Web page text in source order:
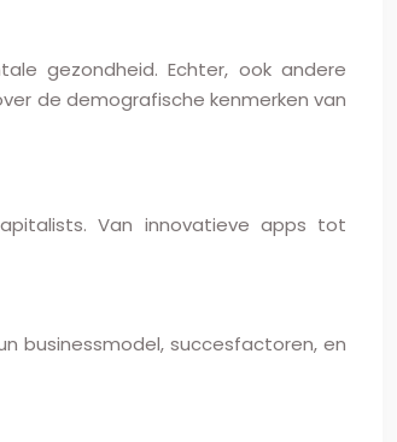
gezondheid. Echter, ook andere
de demografische kenmerken van
Van innovatieve apps tot
businessmodel, succesfactoren, en